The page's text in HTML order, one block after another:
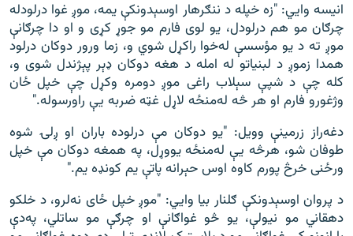
انيسه وايي: "زه خپله د ننګرهار اوسېدونکې يمه، موږ غوا درلودله
چرګان مو هم درلودل، يو لوى فارم مو جوړ کړى و او دا چرګانې
موږ ته د يو مؤسسې له‌خوا راکړل شوي و، زما ورور دوکان درلود
همدا زموږ د لبنياتو له امله د هغه دوکان ډېر پېژندل شوى و،
کله چې د شپې سېلاب راغى موږ دومره وکړل چې خپل ځان
وژغورو فارم او هر څه له‌منځه لاړل غټه ضربه يې راورسوله."
دغه‌راز زرمينې وويل: "يو دوکان مې درلوده باران او ږلۍ شوه
طوفان شو، هرڅه يې له‌‌منځه يووړل، په همغه دوکان مې خپل
ورځنى خرڅ پورم کاوه اوس حېرانه پاتې يم کونډه يم."
د پروان اوسېدونکې ګلنار بيا وايي: "موږ خپل ځاى نه‌لرو، د خلکو
دهقاني مو نيولې، يو څو غواګانې او چرګې مو ساتلي، په‌‌‌دې